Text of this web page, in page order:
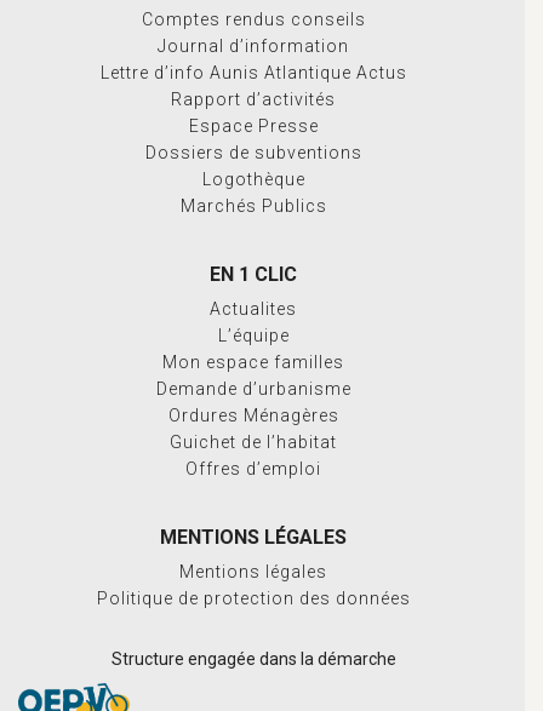
Comptes rendus conseils
Journal d’information
Lettre d’info Aunis Atlantique Actus
Rapport d’activités
Espace Presse
Dossiers de subventions
Logothèque
Marchés Publics
EN 1 CLIC
Actualites
L’équipe
Mon espace familles
Demande d’urbanisme
Ordures Ménagères
Guichet de l’habitat
Offres d’emploi
MENTIONS LÉGALES
Mentions légales
Politique de protection des données
Structure engagée dans la démarche